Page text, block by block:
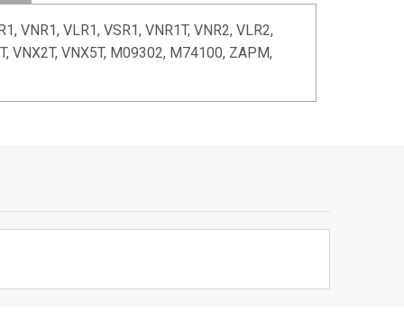
VNR1, VLR1, VSR1, VNR1T, VNR2, VLR2,
VNX2T, VNX5T, M09302, M74100, ZAPM,